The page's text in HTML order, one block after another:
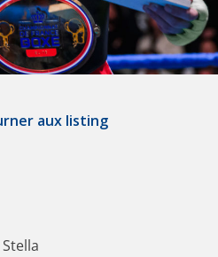
aux listing